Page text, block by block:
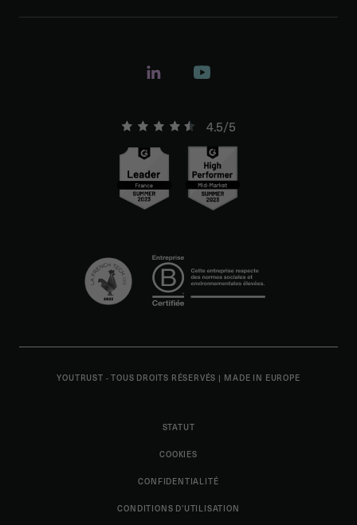
4.5/5
YOUTRUST - TOUS DROITS RÉSERVÉS | MADE IN EUROPE
STATUT
COOKIES
CONFIDENTIALITÉ
CONDITIONS D'UTILISATION